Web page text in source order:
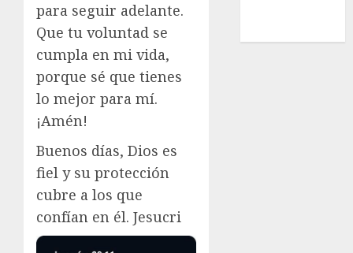
para seguir adelante.
Que tu voluntad se
cumpla en mi vida,
porque sé que tienes
lo mejor para mí.
¡Amén!
Buenos días, Dios es
fiel y su protección
cubre a los que
confían en él. Jesucri